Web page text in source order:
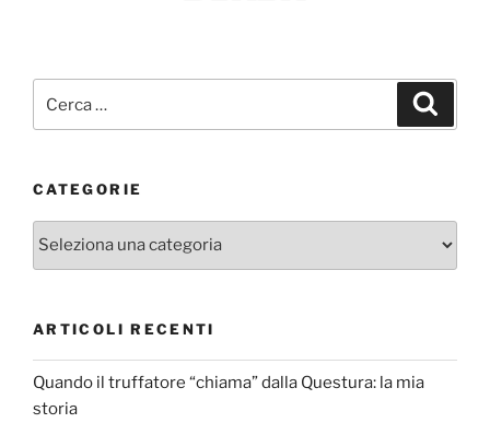
CATEGORIE
Categorie
ARTICOLI RECENTI
Quando il truffatore “chiama” dalla Questura: la mia
storia